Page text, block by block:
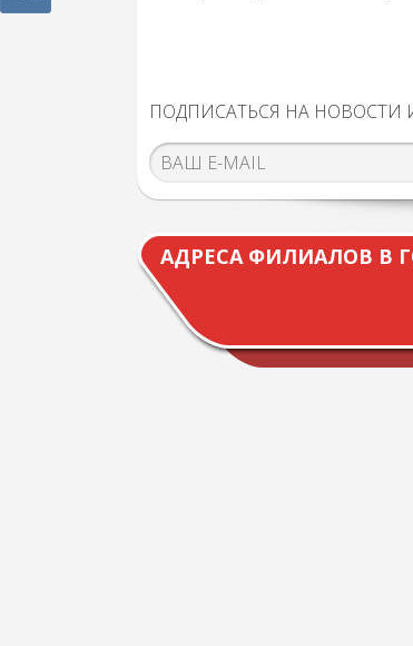
ПОДПИСАТЬСЯ НА НОВОСТИ
АДРЕСА ФИЛИАЛОВ В